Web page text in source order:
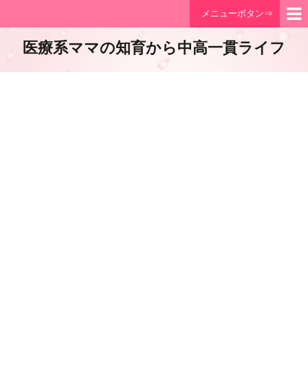
メニューボタン⇒
医療系ママの知育から中高一貫ライフ